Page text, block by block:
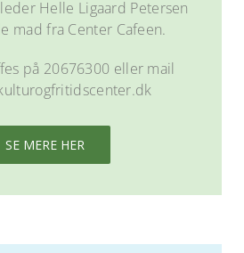
Helle Ligaard Petersen
mad fra Center Cafeen.
på 20676300 eller mail
SE MERE HER